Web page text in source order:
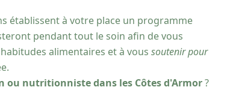
établissent à votre place un programme
pendant tout le soin afin de vous
alimentaires et à vous soutenir pour
ou nutritionniste dans les Côtes d'Armor?